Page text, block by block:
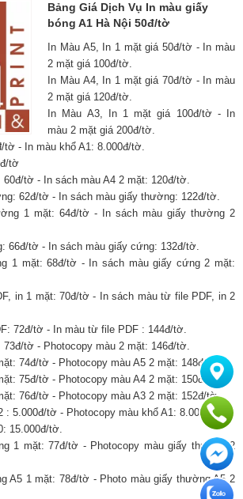
Bảng Giá Dịch Vụ In màu giấy
bóng A1 Hà Nội 50đ/tờ
In Màu A5, In 1 mặt giá 50đ/tờ - In màu
2 mặt giá 100đ/tờ.
In Màu A4, In 1 mặt giá 70đ/tờ - In màu
2 mặt giá 120đ/tờ.
In Màu A3, In 1 mặt giá 100đ/tờ - In
màu 2 mặt giá 200đ/tờ.
tờ - In màu khổ A1: 8.000đ/tờ.
tờ
60đ/tờ - In sách màu A4 2 mặt: 120đ/tờ.
62đ/tờ - In sách màu giấy thường: 122đ/tờ.
1 mặt: 64đ/tờ - In sách màu giấy thường 2
66đ/tờ - In sách màu giấy cứng: 132đ/tờ.
1 mặt: 68đ/tờ - In sách màu giấy cứng 2 mặt:
in 1 mặt: 70đ/tờ - In sách màu từ file PDF, in 2
72đ/tờ - In màu từ file PDF : 144đ/tờ.
73đ/tờ - Photocopy màu 2 mặt: 146đ/tờ.
74đ/tờ - Photocopy màu A5 2 mặt: 148đ/tờ.
75đ/tờ - Photocopy màu A4 2 mặt: 150đ/tờ.
76đ/tờ - Photocopy màu A3 2 mặt: 152đ/tờ.
: 5.000đ/tờ - Photocopy màu khổ A1: 8.000đ/tờ.
15.000đ/tờ.
1 mặt: 77đ/tờ - Photocopy màu giấy thường 2
A5 1 mặt: 78đ/tờ - Photo màu giấy thường A5 2